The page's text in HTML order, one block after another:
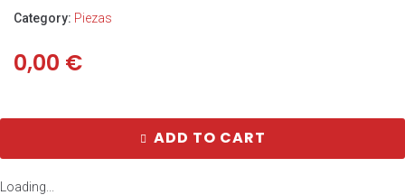
Category: Piezas
0,00 €
ADD TO CART
Loading...